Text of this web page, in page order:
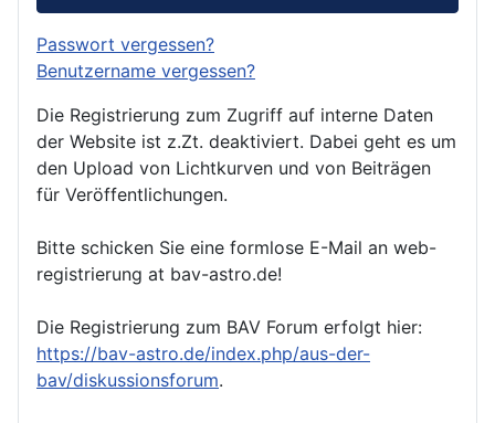
Passwort vergessen?
Benutzername vergessen?
Die Registrierung zum Zugriff auf interne Daten
der Website ist z.Zt. deaktiviert. Dabei geht es um
den Upload von Lichtkurven und von Beiträgen
für Veröffentlichungen.
Bitte schicken Sie eine formlose E-Mail an web-
registrierung at bav-astro.de!
Die Registrierung zum BAV Forum erfolgt hier:
https://bav-astro.de/index.php/aus-der-
bav/diskussionsforum.